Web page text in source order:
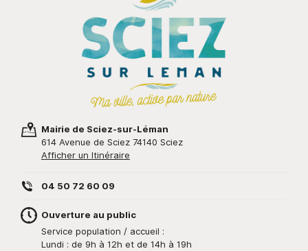
Mairie de Sciez-sur-Léman
614 Avenue de Sciez 74140 Sciez
Afficher un Itinéraire
04 50 72 60 09
Ouverture au public
Service population / accueil :
Lundi : de 9h à 12h et de 14h à 19h